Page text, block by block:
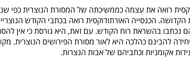
רואה את עצמה כממשיכתה של המסורת הנוצרית כפי
הקדושה. הכנסייה האורתודוקסית רואה בכתבי הקודש
נכתבו בהשראת רוח הקודש. עם זאת, היא גורסת כי אין
להבינם כהלכה היא לאור מסורת הפירושים הנוצרית.
אקומניות וכתביהם של אבות הנצרות.